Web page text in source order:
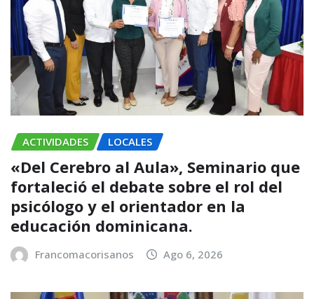
ACTIVIDADES LOCALES
«Del Cerebro al Aula», Seminario que
fortaleció el debate sobre el rol del
psicólogo y el orientador en la
educación dominicana.
Francomacorisanos Ago 6, 2026